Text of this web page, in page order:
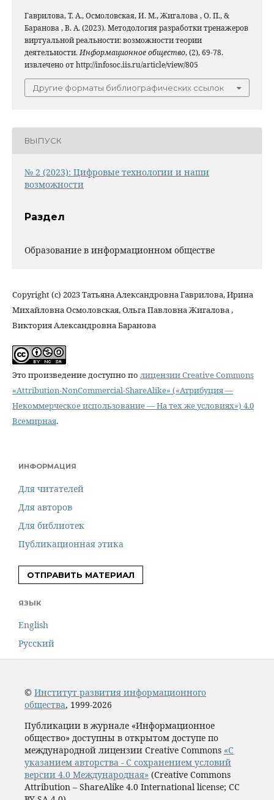
Гаврилова, Т. А., Осмоловская, И. М., Жигалова , О. П., &
Баранова , В. А. (2023). Методология разработки тренажеров
виртуальной реальности: возможности теории
деятельности.Информационное общество, (2), 69-78.
извлечено от http://infosoc.iis.ru/article/view/805
Другие форматы библиографических ссылок
ВЫПУСК
№ 2 (2023): Цифровые технологии и наши
возможности
Раздел
Образование в информационном обществе
Copyright (c) 2023 Татьяна Александровна Гаврилова, Ирина
Михайловна Осмоловская, Ольга Павловна Жигалова ,
Виктория Александровна Баранова
Это произведение доступно по лицензии Creative Commons
«Attribution-NonCommercial-ShareAlike» («Атрибуция —
Некоммерческое использование — На тех же условиях») 4.0
Всемирная.
ИНФОРМАЦИЯ
Для читателей
Для авторов
Для библиотек
Публикационная этика
ОТПРАВИТЬ МАТЕРИАЛ
ЯЗЫК
English
Русский
© Институт развития информационного
общества, 1999-2026
Публикации в журнале «Информационное
общество» доступны в открытом доступе по
международной лицензии Creative Commons «С
указанием авторства - С сохранением условий
версии 4.0 Международная» (Creative Commons
Attribution – ShareAlike 4.0 International license; CC